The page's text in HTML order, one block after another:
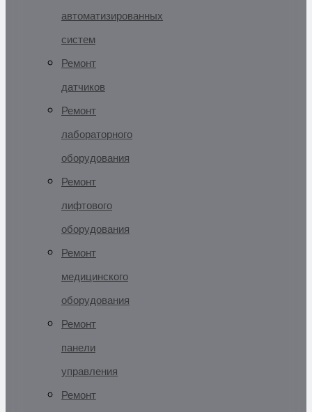
автоматизированных
систем
Ремонт
датчиков
Ремонт
лабораторного
оборудования
Ремонт
лифтового
оборудования
Ремонт
медицинского
оборудования
Ремонт
панели
управления
Ремонт